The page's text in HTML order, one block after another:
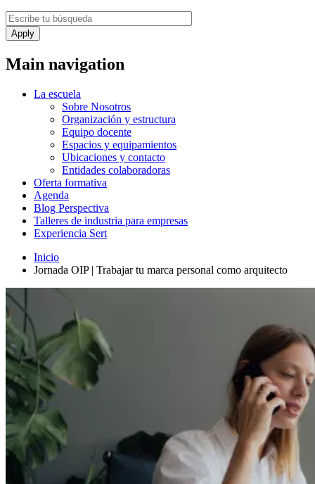
Main navigation
La escuela
Sobre Nosotros
Organización y estructura
Equipo docente
Espacios y equipamientos
Ubicaciones y contacto
Entidades colaboradoras
Oferta formativa
Agenda
Blog Perspectiva
Talleres de industria para empresas
Experiencia Sert
Inicio
Jornada OIP | Trabajar tu marca personal como arquitecto